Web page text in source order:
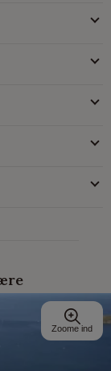
Zoome ind